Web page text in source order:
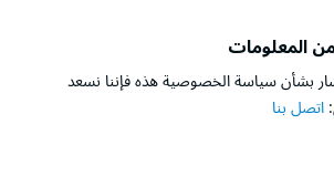
المعلومات
بشأن سياسة الخصوصية هذه فإننا نسعد
اتصل بنا